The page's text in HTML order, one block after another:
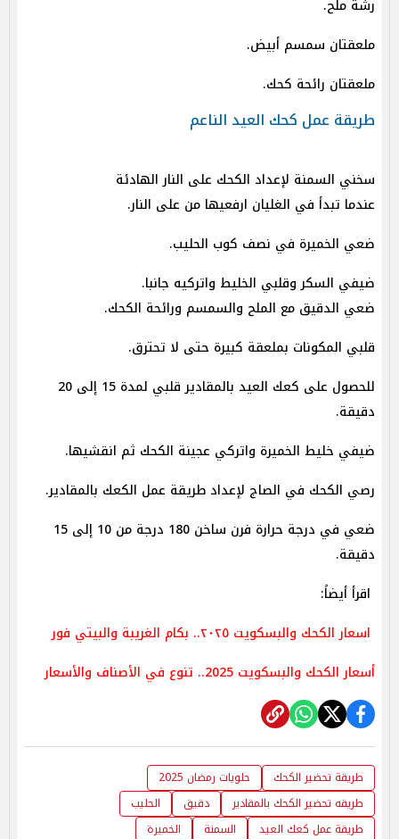
رشة ملح.
ملعقتان سمسم أبيض.
ملعقتان رائحة كحك.
طريقة عمل كحك العيد الناعم
سخني السمنة لإعداد الكحك على النار الهادئة
عندما تبدأ في الغليان ارفعيها من على النار.
ضعي الخميرة في نصف كوب الحليب.
ضيفي السكر وقلبي الخليط واتركيه جانبا.
ضعي الدقيق مع الملح والسمسم ورائحة الكحك.
قلبي المكونات بملعقة كبيرة حتى لا تحترق.
للحصول على كعك العيد بالمقادير قلبي لمدة 15 إلى 20
دقيقة.
ضيفي خليط الخميرة واتركي عجينة الكحك ثم انقشيها.
رصي الكحك في الصاج لإعداد طريقة عمل الكعك بالمقادير.
ضعي في درجة حرارة فرن ساخن 180 درجة من 10 إلى 15
دقيقة.
اقرأ أيضاً:
اسعار الكحك والبسكويت ٢٠٢٥.. بكام الغريبة والبيتي فور
أسعار الكحك والبسكويت 2025.. تنوع في الأصناف والأسعار
طريقة تحضير الكحك
حلويات رمضان 2025
طريقه تحضير الكحك بالمقادير
دقيق
الحليب
طريقة عمل كعك العيد
السمنة
الخميرة